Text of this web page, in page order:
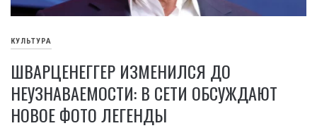
КУЛЬТУРА
ШВАРЦЕНЕГГЕР ИЗМЕНИЛСЯ ДО
НЕУЗНАВАЕМОСТИ: В СЕТИ ОБСУЖДАЮТ
НОВОЕ ФОТО ЛЕГЕНДЫ